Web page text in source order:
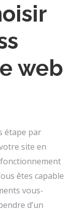
web
étape par
site en
êtes capable
vous-
d’un